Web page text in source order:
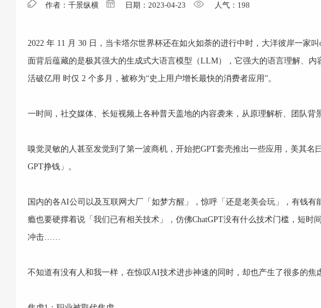
作者：千景纵横 日期：2023-04-23 人气： 198
2022 年 11 月 30 日，当卡塔尔世界杯还在如火如荼的进行中时，大洋彼岸一家
面背后蕴藏的是极其强大的生成式大语言模型（LLM），它强大的语言理解、
活破亿用 时仅 2 个多月，被称为“史上用户增长最快的消费者应用”。
一时间，社交媒体、长短视频上各种普天盖地的内容袭来，从原理解析、团队背
嗅觉灵敏的人甚至发觉到了第一波商机，开始把GPT套壳推出一些应用，美其
GPT挣钱」。
国内的各AI公司以及互联网大厂「如梦方醒」，惊呼「还是老美会玩」，有钱
瘾也要硬撑着说「我们已有相关技术」，仿佛ChatGPT没有什么技术门槛，短
冲击……
不知道有没有人和我一样，在惊叹AI技术进步神速的同时，却也产生了很多的焦